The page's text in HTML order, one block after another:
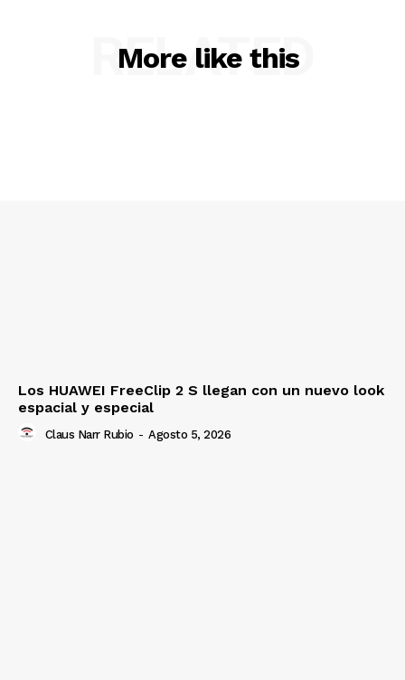
More like this
RELATED
Los HUAWEI FreeClip 2 S llegan con un nuevo look
espacial y especial
Claus Narr Rubio - Agosto 5, 2026